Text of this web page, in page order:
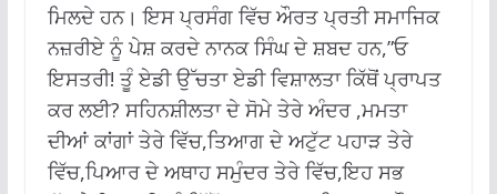
ਮਿਲਦੇ ਹਨ। ਇਸ ਪ੍ਰਸੰਗ ਵਿੱਚ ਔਰਤ ਪ੍ਰਤੀ ਸਮਾਜਿਕ
ਨਜ਼ਰੀਏ ਨੂੰ ਪੇਸ਼ ਕਰਦੇ ਨਾਨਕ ਸਿੰਘ ਦੇ ਸ਼ਬਦ ਹਨ,”ਓ
ਇਸਤਰੀ! ਤੂੰ ਏਡੀ ਉੱਚਤਾ ਏਡੀ ਵਿਸ਼ਾਲਤਾ ਕਿੱਥੋਂ ਪ੍ਰਾਪਤ
ਕਰ ਲਈ? ਸਹਿਨਸ਼ੀਲਤਾ ਦੇ ਸੋਮੇ ਤੇਰੇ ਅੰਦਰ ,ਮਮਤਾ
ਦੀਆਂ ਕਾਂਗਾਂ ਤੇਰੇ ਵਿੱਚ,ਤਿਆਗ ਦੇ ਅਟੁੱਟ ਪਹਾੜ ਤੇਰੇ
ਵਿੱਚ,ਪਿਆਰ ਦੇ ਅਥਾਹ ਸਮੁੰਦਰ ਤੇਰੇ ਵਿੱਚ,ਇਹ ਸਭ